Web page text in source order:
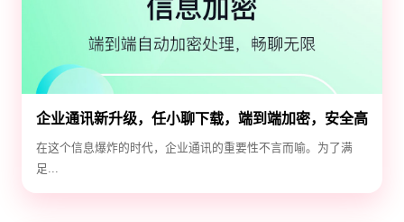
企业通讯新升级，任小聊下载，端到端加密，安全高
效！
在这个信息爆炸的时代，企业通讯的重要性不言而喻。为了满
足...